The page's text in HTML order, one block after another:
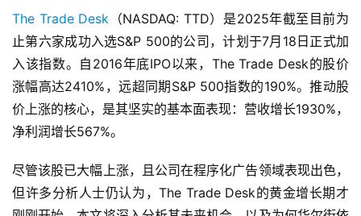
The Trade Desk （NASDAQ: TTD）是2025年截至目前为
止第六家成功入选S&P 500的公司，计划于7月18日正式加
入该指数。自2016年底IPO以来，The Trade Desk的股价
涨幅高达2410%，远超同期S&P 500指数的190%。推动股
价上涨的核心，是其坚实的基本面表现：营收增长1930%，
净利润增长567%。
尽管该股已大幅上涨，且公司在程序化广告领域表现出色，
但许多分析人士仍认为，The Trade Desk的黄金增长期才